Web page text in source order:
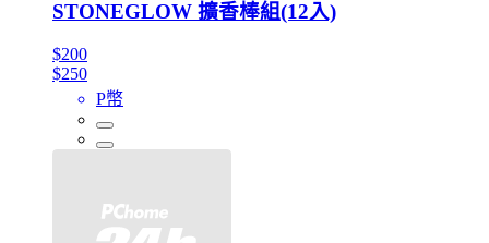
STONEGLOW 擴香棒組(12入)
$200
$250
P幣